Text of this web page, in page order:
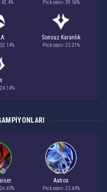
42.4% Pick oranı: 39.58%
Sonsuz Karanlık
Pick oranı: 25.21%
Aatrox
Pick oranı: 25.84%